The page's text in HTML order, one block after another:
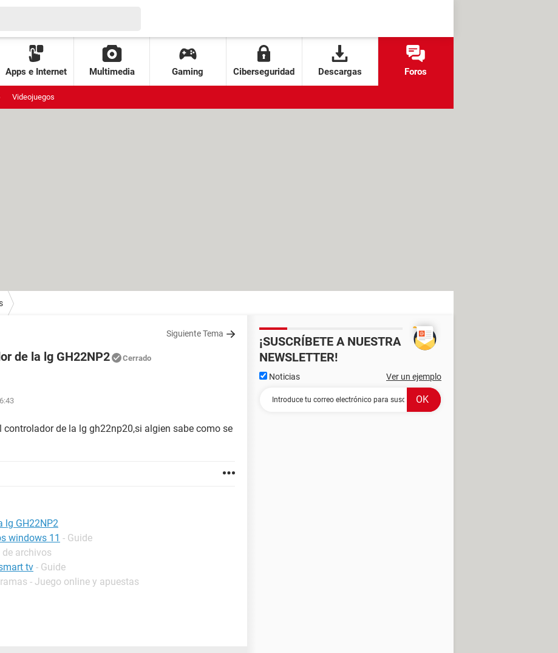
Apps e Internet Multimedia Gaming Ciberseguridad Descargas Foros
Videojuegos
Siguiente Tema
de la lg GH22NP2 Cerrado
controlador de la lg gh22np20,si algien sabe como se
lg GH22NP2
windows 11 - Guide
archivos
tv - Guide
- Juego online y apuestas
¡SUSCRÍBETE A NUESTRA
NEWSLETTER!
Noticias Ver un ejemplo